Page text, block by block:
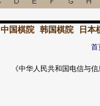
中国棋院 韩国棋院 日本
首
《中华人民共和国电信与